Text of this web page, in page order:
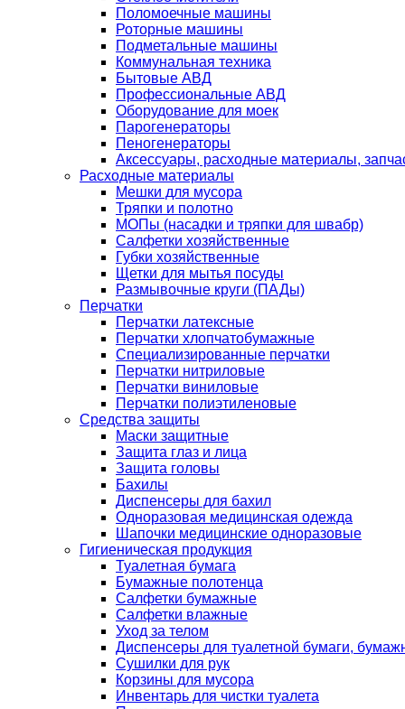
Поломоечные машины
Роторные машины
Подметальные машины
Коммунальная техника
Бытовые АВД
Профессиональные АВД
Оборудование для моек
Парогенераторы
Пеногенераторы
Аксессуары, расходные материалы,
Расходные материалы
Мешки для мусора
Тряпки и полотно
МОПы (насадки и тряпки для швабр)
Салфетки хозяйственные
Губки хозяйственные
Щетки для мытья посуды
Размывочные круги (ПАДы)
Перчатки
Перчатки латексные
Перчатки хлопчатобумажные
Специализированные перчатки
Перчатки нитриловые
Перчатки виниловые
Перчатки полиэтиленовые
Средства защиты
Маски защитные
Защита глаз и лица
Защита головы
Бахилы
Диспенсеры для бахил
Одноразовая медицинская одежда
Шапочки медицинские одноразовые
Гигиеническая продукция
Туалетная бумага
Бумажные полотенца
Салфетки бумажные
Салфетки влажные
Уход за телом
Диспенсеры для туалетной бумаги,
Сушилки для рук
Корзины для мусора
Инвентарь для чистки туалета